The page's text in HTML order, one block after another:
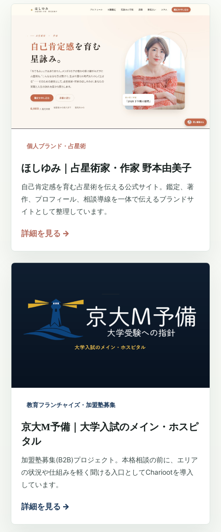
個人ブランド・占星術
ほしゆみ｜占星術家・作家 野本由美子
自己肯定感を育む占星術を伝える公式サイト。鑑定、著
作、プロフィール、相談導線を一体で伝えるブランドサ
イトとして整理しています。
詳細を見る →
教育フランチャイズ・加盟塾募集
京大M予備｜大学入試のメイン・ホスピ
タル
加盟塾募集(B2B)プロジェクト。本格相談の前に、エリア
の状況や仕組みを軽く聞ける入口としてChariootを導入
しています。
詳細を見る →